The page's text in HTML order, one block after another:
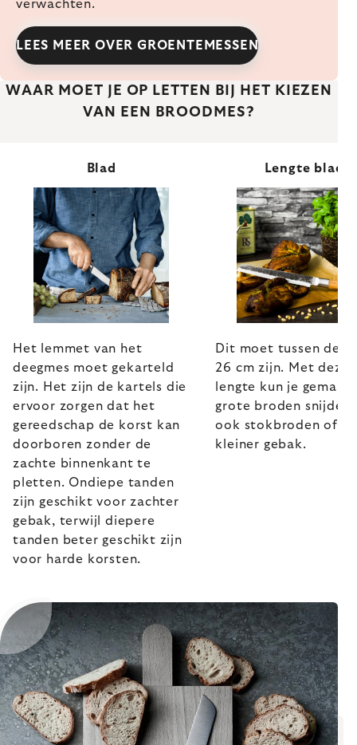
verwachten.
LEES MEER OVER GROENTEMESSEN
WAAR MOET JE OP LETTEN BIJ HET KIEZEN
VAN EEN BROODMES?
Blad
Het lemmet van het
deegmes moet gekarteld
zijn. Het zijn de kartels die
ervoor zorgen dat het
gereedschap de korst kan
doorboren zonder de
zachte binnenkant te
pletten. Ondiepe tanden
zijn geschikt voor zachter
gebak, terwijl diepere
tanden beter geschikt zijn
voor harde korsten.
Lengte blad
Dit moet tussen de
26 cm zijn. Met deze
lengte kun je
grote broden snijden,
ook stokbroden of
kleiner gebak.